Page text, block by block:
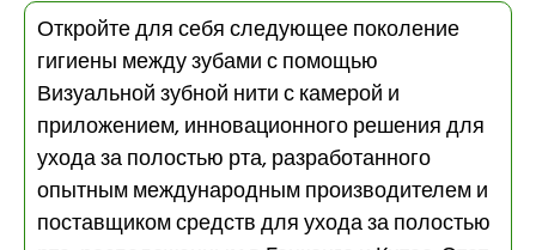
Откройте для себя следующее поколение
гигиены между зубами с помощью
Визуальной зубной нити с камерой и
приложением, инновационного решения для
ухода за полостью рта, разработанного
опытным международным производителем и
поставщиком средств для ухода за полостью